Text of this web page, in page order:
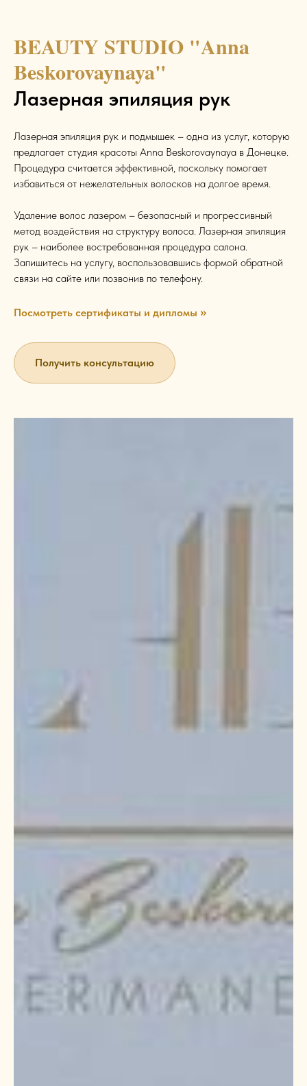
BEAUTY STUDIO "Anna
Beskorovaynaya"
Лазерная эпиляция рук
Лазерная эпиляция рук и подмышек – одна из услуг, которую
предлагает студия красоты Anna Beskorovaynaya в Донецке.
Процедура считается эффективной, поскольку помогает
избавиться от нежелательных волосков на долгое время.
Удаление волос лазером – безопасный и прогрессивный
метод воздействия на структуру волоса. Лазерная эпиляция
рук – наиболее востребованная процедура салона.
Запишитесь на услугу, воспользовавшись формой обратной
связи на сайте или позвонив по телефону.
Посмотреть сертификаты и дипломы >>
Получить консультацию